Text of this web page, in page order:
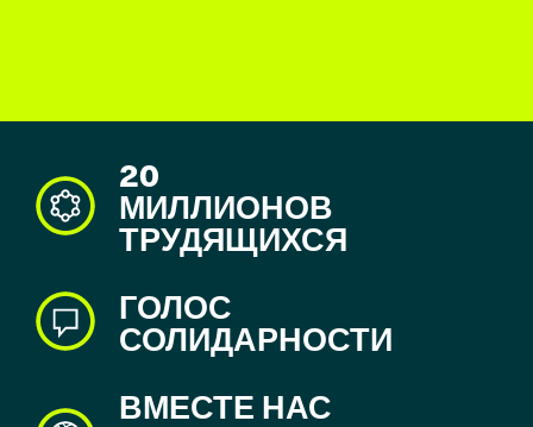
20
МИЛЛИОНОВ
ТРУДЯЩИХСЯ
ГОЛОС
СОЛИДАРНОСТИ
ВМЕСТЕ НАС